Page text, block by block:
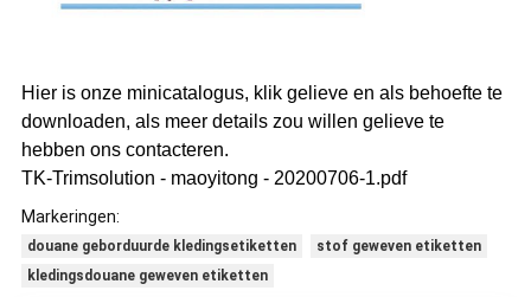
Hier is onze minicatalogus, klik gelieve en als behoefte te
downloaden, als meer details zou willen gelieve te
hebben ons contacteren.
TK-Trimsolution - maoyitong - 20200706-1.pdf
Markeringen:
douane geborduurde kledingsetiketten
stof geweven etiketten
kledingsdouane geweven etiketten